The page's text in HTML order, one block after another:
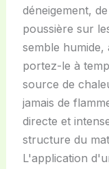
déneigement,
poussière sur
semble
portez-le à
source de
jamais de
directe et
structure du
L'application